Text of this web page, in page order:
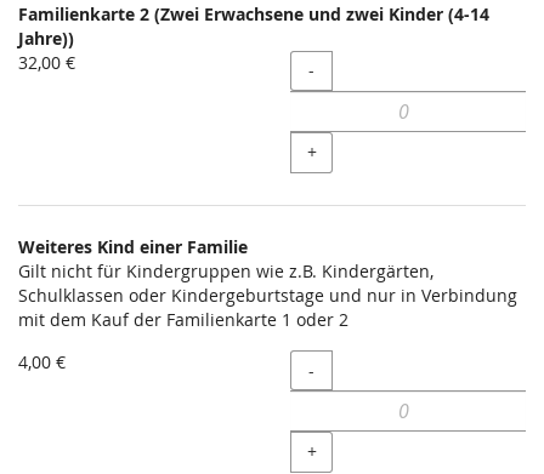
Familienkarte 2 (Zwei Erwachsene und zwei Kinder (4-14
Jahre))
32,00 €
Menge
-
+
Weiteres Kind einer Familie
Gilt nicht für Kindergruppen wie z.B. Kindergärten,
Schulklassen oder Kindergeburtstage und nur in Verbindung
mit dem Kauf der Familienkarte 1 oder 2
4,00 €
Menge
-
+